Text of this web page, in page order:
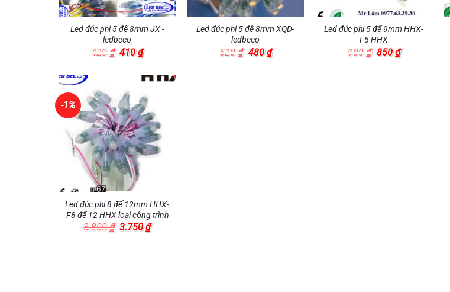
Led đúc phi 5 đế 8mm JX -
ledbeco
420₫ Giá
420 ₫.
410₫Giá
hiện
là:
Led đúc phi 5 đế 8mm XQD-
ledbeco
520₫ Giá
480₫Giá
hiện
Led đúc phi 5 đế 9mm HHX-
F5 HHX
900₫ Giá
850₫Giá
hiện
-1%
Led đúc phi 8 đế 12mm HHX-
F8 đế 12 HHX loại công trình
3.800₫ Giá
3.750₫Giá
hiện